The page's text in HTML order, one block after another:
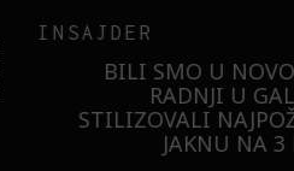
INSAJDER
BILI SMO U
RADNJI U
STILIZOVALI
JAKNU NA 3